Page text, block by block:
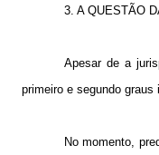
3. AQUESTÃO
Apesar de a
primeiro e segundo
No momento,